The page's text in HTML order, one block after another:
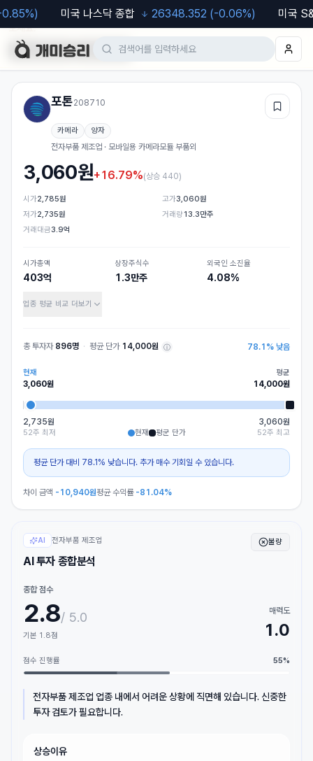
모바일 웹도 이용 가능합니다. 차트·알림 등 더 편한 기능은앱에서 이용해
보세요.
Google Play App Store
%) 미국 나스닥 종합 26348.352(-0.06%) 미국
포톤208710
관심
카메라 양자
전자부품 제조업 · 모바일용 카메라모듈 부품외
3,060원+16.79%(상승 440)
시가2,785원 고가3,060원
저가2,735원 거래량13.3만주
거래대금3.9억
시가총액
403억
상장주식수
1.3만주
외국인 소진율
4.08%
업종 평균 비교 더보기
총 투자자 896명 · 평균 단가 14,000원 ⓘ 78.1 % 낮음
현재
3,060원
평균
14,000원
2,735원
52주 최저 현재 평균 단가
3,060원
52주 최고
평균 단가 대비 78.1% 낮습니다. 추가 매수 기회일 수 있습니다.
차이 금액 -10,940원평균 수익률 -81.04%
AI 전자부품 제조업
AI 투자 종합분석
불량
종합 점수
2.8/ 5.0
기본 1.8점
매력도
1.0
점수 진행률 55%
전자부품 제조업 업종 내에서 어려운 상황에 직면해 있습니다. 신중한
투자 검토가 필요합니다.
상승이유